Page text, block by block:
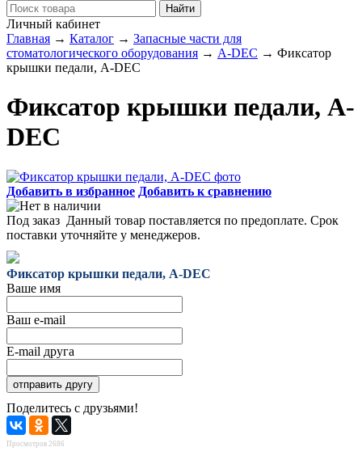
Личный кабинет
Главная → Каталог → Запасные части для
стоматологического оборудования → A-DEC → Фиксатор
крышки педали, A-DEC
Фиксатор крышки педали, A-
DEC
Добавить в избранное Добавить к сравнению
Под заказ Данный товар поставляется по предоплате. Срок
поставки уточняйте у менеджеров.
Фиксатор крышки педали, A-DEC
Ваше имя
Ваш e-mail
E-mail друга
Поделитесь с друзьями!
Просмотров 2686